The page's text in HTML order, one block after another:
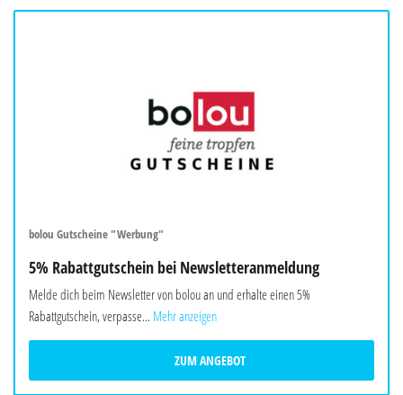
bolou Gutscheine "Werbung"
5% Rabattgutschein bei Newsletteranmeldung
Melde dich beim Newsletter von bolou an und erhalte einen 5%
Rabattgutschein, verpasse... Mehr anzeigen
ZUM ANGEBOT